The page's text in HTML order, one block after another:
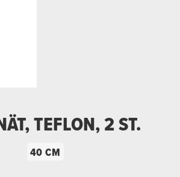
TEFLON, 2 ST.
40 CM